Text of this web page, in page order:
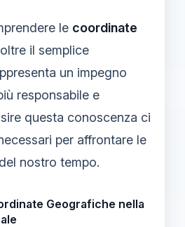
le coordinate
il semplice
un impegno
responsabile e
questa conoscenza ci
per affrontare le
nostro tempo.
Geografiche nella